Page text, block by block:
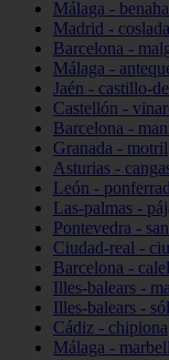
Málaga -
Madrid - coslada
Barcelona -
Málaga -
Jaén - castillo-
Castellón -
Barcelona -
Granada - motril
Asturias -
León -
Las-palmas -
Pontevedra -
Ciudad-real -
Barcelona -
Illes-balears -
Illes-balears -
Cádiz - chipiona
Málaga -